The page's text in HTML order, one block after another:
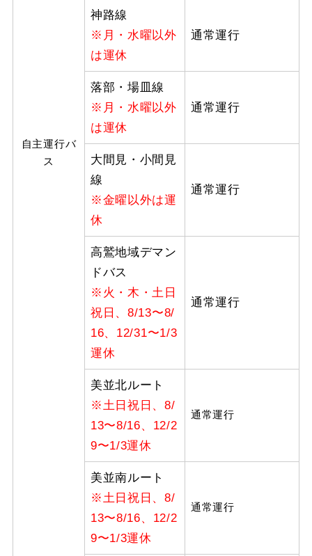
自主運行バ
ス
神路線
※月・水曜以外
は運休
通常運行
落部・場皿線
※月・水曜以外
は運休
通常運行
大間見・小間見
線
※金曜以外は運
休
通常運行
高鷲地域デマン
ドバス
※火・木・土日
祝日、8/13〜8/
16、12/31〜1/3
運休
通常運行
美並北ルート
※土日祝日、8/
13〜8/16、12/2
9〜1/3運休
通常運行
美並南ルート
※土日祝日、8/
13〜8/16、12/2
9〜1/3運休
通常運行